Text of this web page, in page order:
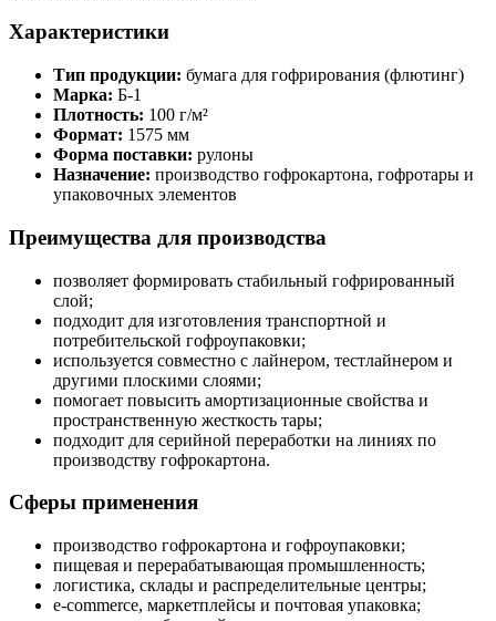
Характеристики
Тип продукции: бумага для гофрирования (флютинг)
Марка: Б-1
Плотность: 100 г/м²
Формат: 1575 мм
Форма поставки: рулоны
Назначение: производство гофрокартона, гофротары и
упаковочных элементов
Преимущества для производства
позволяет формировать стабильный гофрированный
слой;
подходит для изготовления транспортной и
потребительской гофроупаковки;
используется совместно с лайнером, тестлайнером и
другими плоскими слоями;
помогает повысить амортизационные свойства и
пространственную жесткость тары;
подходит для серийной переработки на линиях по
производству гофрокартона.
Сферы применения
производство гофрокартона и гофроупаковки;
пищевая и перерабатывающая промышленность;
логистика, склады и распределительные центры;
e-commerce, маркетплейсы и почтовая упаковка;